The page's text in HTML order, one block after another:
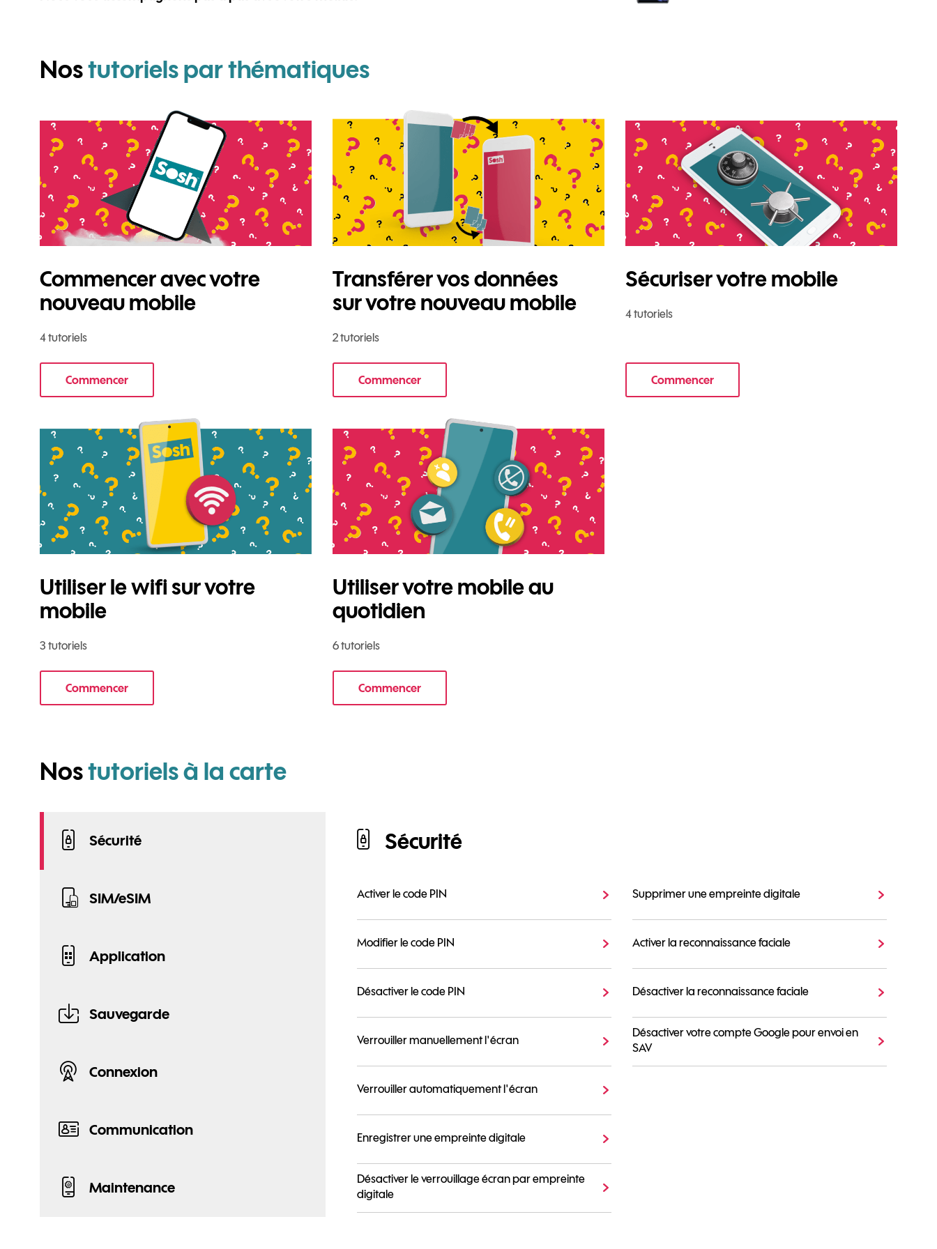
Nostutoriels par thématiquespour Oppo Find X3 Neo 5G
Commencer avec votre
nouveau mobile
4 tutoriels
Commencerle tuto pour Commencer avec votre nouveau mobile
Transférer vos données
sur votre nouveau mobile
2 tutoriels
Commencerle tuto pour Transférer vos données sur votre nouveau mobile
Sécuriser votre mobile
4 tutoriels
Commencerle tuto pour Sécuriser votre mobile
Utiliser le wifi sur votre
mobile
3 tutoriels
Commencerle tuto pour Utiliser le wifi sur votre mobile
Utiliser votre mobile au
quotidien
6 tutoriels
Commencerle tuto pour Utiliser votre mobile au quotidien
Nostutoriels à la cartepour Oppo Find X3 Neo 5G
Sécurité
SIM/eSIM
Application
Sauvegarde
Connexion
Communication
Maintenance
Sécurité
Activer le code PIN
Modifier le code PIN
Désactiver le code PIN
Verrouiller manuellement l'écran
Verrouiller automatiquement l'écran
Enregistrer une empreinte digitale
Désactiver le verrouillage écran par empreinte
digitale
Supprimer une empreinte digitale
Activer la reconnaissance faciale
Désactiver la reconnaissance faciale
Désactiver votre compte Google pour envoi en
SAV